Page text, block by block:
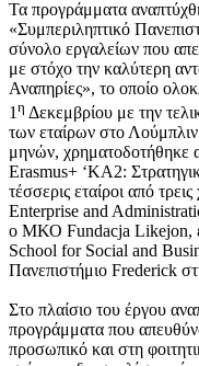
Τα προγράμματα
«Συμπεριληπτικό
σύνολο εργαλείων που
με στόχο την καλύτερη
Αναπηρίες», το οποίο
1 η Δεκεμβρίου με την
των εταίρων στο
μηνών,
Erasmus+ ‘KA2:
τέσσερις εταίροι από
Enterprise and
ο ΜΚΟ Fundacja Likejon,
School for Social and
Πανεπιστήμιο Frederick
Στο πλαίσιο του έργου
προγράμματα που
προσωπικό και στη